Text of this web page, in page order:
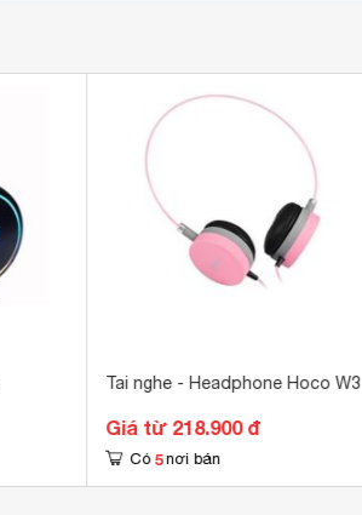
Tai nghe - Headphone Hoco W3
Giá từ 218.900 đ
Có 5 nơi bán